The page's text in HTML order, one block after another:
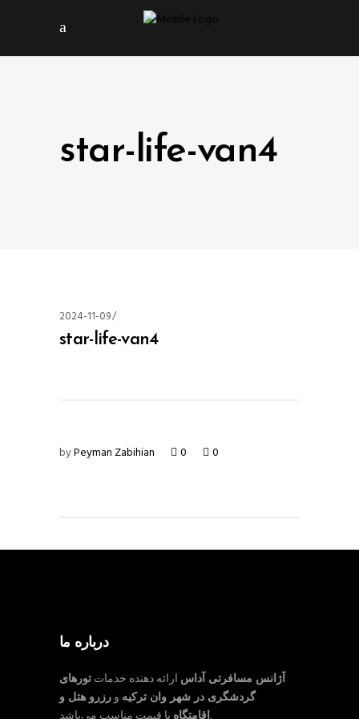
star-life-van4
2024-11-09
star-life-van4
byPeyman Zabihian 0 0
درباره ما
آژانس مسافرتی آداس ارائه دهنده خدماتتورهای
گردشگری در شهر وان ترکیه ورزرو هتل و